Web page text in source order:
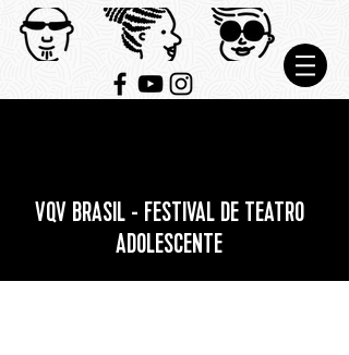
VQV BRASIL - FESTIVAL DE TEATRO
ADOLESCENTE